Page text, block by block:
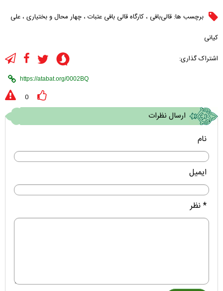
برچسب ها: قالی‌بافی ، کارگاه قالی بافی عتبات ، چهار محال و بختیاری ، علی
کیانی
اشتراک گذاری:
0
ارسال نظرات
نام
ایمیل
* نظر